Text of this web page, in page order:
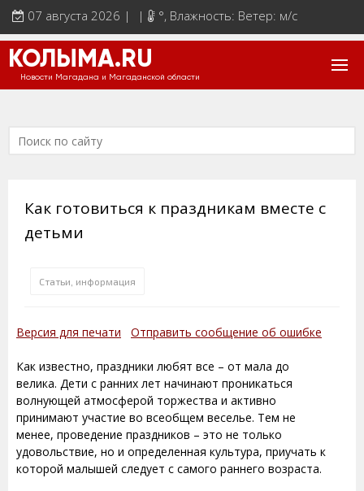
07 августа 2026 | | °, Влажность: Ветер: м/с
КОЛЫМА.RU
Новости Магадана и Магаданской области
Как готовиться к праздникам вместе с
детьми
Статьи, информация
Версия для печати Отправить сообщение об ошибке
Как известно, праздники любят все – от мала до
велика. Дети с ранних лет начинают проникаться
волнующей атмосферой торжества и активно
принимают участие во всеобщем веселье. Тем не
менее, проведение праздников – это не только
удовольствие, но и определенная культура, приучать к
которой малышей следует с самого раннего возраста.